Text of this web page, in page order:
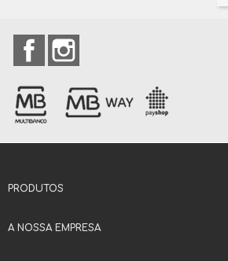
Facebook
PRODUTOS
A NOSSA EMPRESA